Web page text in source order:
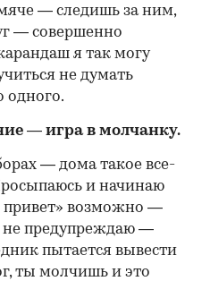
— следишь за ним,
— совершенно
я так могу
не думать
одного.
— игра в молчанку.
— дома такое все-
и начинаю
привет» возможно —
не предупреждаю —
пытается вывести
ты молчишь и это